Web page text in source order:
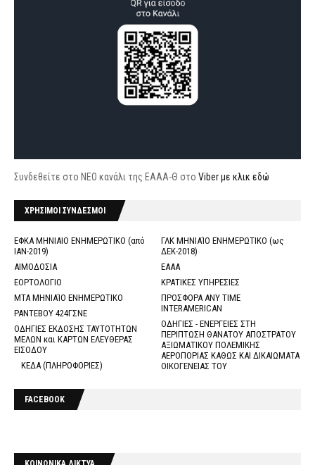
Συνδεθείτε στο ΝΕΟ κανάλι της ΕΑΑΑ-Θ στο Viber με κλικ εδώ
ΧΡΗΣΙΜΟΙ ΣΥΝΔΕΣΜΟΙ
ΕΦΚΑ ΜΗΝΙΑΙΟ ΕΝΗΜΕΡΩΤΙΚΟ (από
ΙΑΝ-2019)
ΓΛΚ ΜΗΝΙΑΊΟ ΕΝΗΜΕΡΩΤΙΚΟ (ως
ΔΕΚ-2018)
ΑΙΜΟΔΟΣΙΑ
ΕΑΑΑ
ΕΟΡΤΟΛΟΓΙΟ
ΚΡΑΤΙΚΕΣ ΥΠΗΡΕΣΙΕΣ
ΜΤΑ ΜΗΝΙΑΊΟ ΕΝΗΜΕΡΩΤΙΚΟ
ΠΡΟΣΦΟΡΑ ANY TIME
INTERAMERICAN
ΡΑΝΤΕΒΟΥ 424ΓΣΝΕ
ΟΔΗΓΙΕΣ - ΕΝΕΡΓΕΙΕΣ ΣΤΗ
ΠΕΡΙΠΤΩΣΗ ΘΑΝΑΤΟΥ ΑΠΟΣΤΡΑΤΟΥ
ΑΞΙΩΜΑΤΙΚΟΥ ΠΟΛΕΜΙΚΗΣ
ΑΕΡΟΠΟΡΙΑΣ ΚΑΘΩΣ ΚΑΙ ΔΙΚΑΙΩΜΑΤΑ
ΟΙΚΟΓΕΝΕΙΑΣ ΤΟΥ
ΟΔΗΓΙΕΣ ΕΚΔΟΣΗΣ ΤΑΥΤΟΤΗΤΩΝ
ΜΕΛΩΝ και ΚΑΡΤΩΝ ΕΛΕΥΘΕΡΑΣ
ΕΙΣΟΔΟΥ
ΚΕΔΑ (ΠΛΗΡΟΦΟΡΙΕΣ)
FACEBOOK